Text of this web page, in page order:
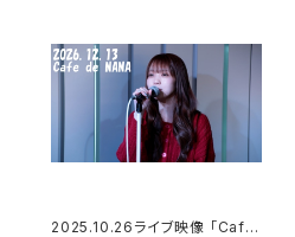
2025.10.26ライブ映像 「Cafe